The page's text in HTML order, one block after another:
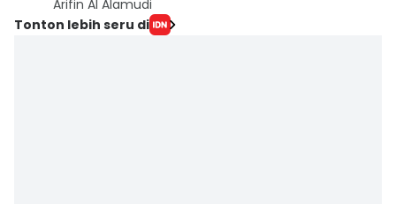
Arifin Al Alamudi
Tonton lebih seru di